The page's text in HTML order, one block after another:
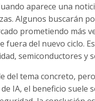
aparece una
Algunos buscarán
prometiendo más
fuera del nuevo ciclo.
semiconductores y
del tema concreto,
IA, el beneficio